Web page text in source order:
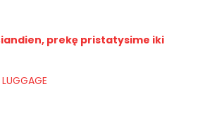
prekę pristatysime iki
LUGGAGE